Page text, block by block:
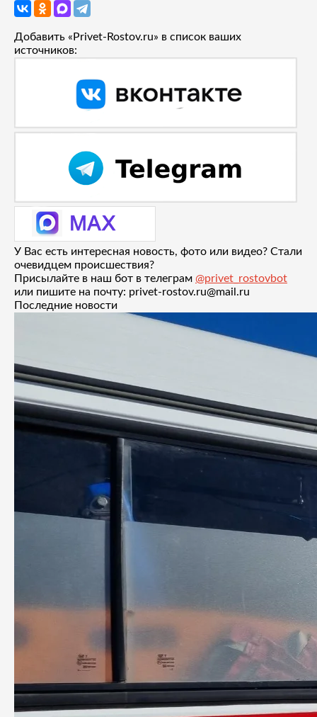
Добавить «Privet-Rostov.ru» в список ваших
источников:
У Вас есть интересная новость, фото или видео? Стали
очевидцем происшествия?
Присылайте в наш бот в телеграм @privet_rostovbot
или пишите на почту: privet-rostov.ru@mail.ru
Последние новости